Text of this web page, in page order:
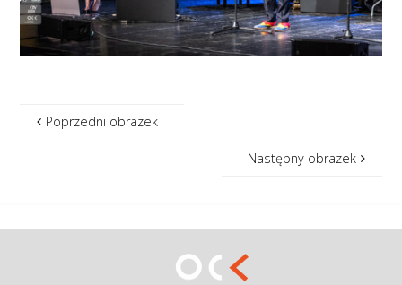
Poprzedni obrazek
Następny obrazek